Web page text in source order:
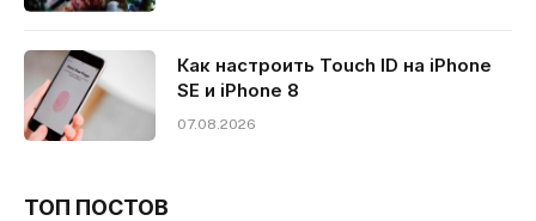
Как настроить Touch ID на iPhone
SE и iPhone 8
07.08.2026
ТОП ПОСТОВ